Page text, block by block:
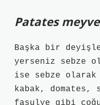
Patates
Başka bir
yerseniz sebze
ise sebze olarak
kabak,
fasulye gibi